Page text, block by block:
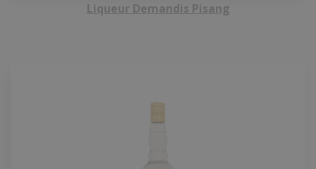
Liqueur Demandis Pisang